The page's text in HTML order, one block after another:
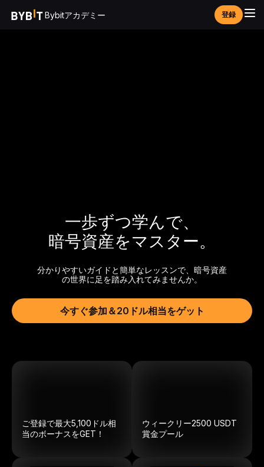
Bybitアカデミー 登録
一歩ずつ学んで、
暗号資産をマスター。
分かりやすいガイドと簡単なレッスンで、暗号資産
の世界に足を踏み入れてみませんか。
今すぐ参加＆20ドル相当をゲット
ご登録で最大5,100ドル相
当のボーナスをGET！
ウィークリー2500 USDT
賞金プール